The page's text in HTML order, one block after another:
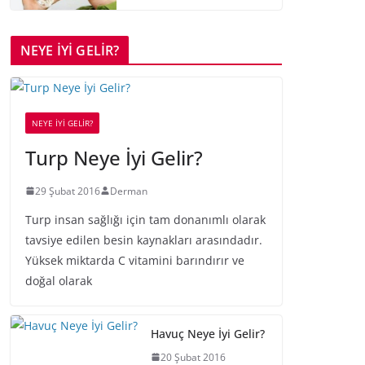
NEYE İYİ GELİR?
NEYE İYİ GELİR?
Turp Neye İyi Gelir?
29 Şubat 2016 Derman
Turp insan sağlığı için tam donanımlı olarak
tavsiye edilen besin kaynakları arasındadır.
Yüksek miktarda C vitamini barındırır ve
doğal olarak
Havuç Neye İyi Gelir?
20 Şubat 2016